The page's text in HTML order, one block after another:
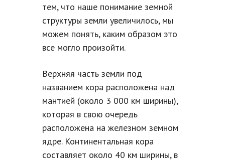
тем, что наше понимание земной
структуры земли увеличилось, мы
можем понять, каким образом это
все могло произойти.
Верхняя часть земли под
названием кора расположена над
мантией (около 3 000 км ширины),
которая в свою очередь
расположена на железном земном
ядре. Континентальная кора
составляет около 40 км ширины, в